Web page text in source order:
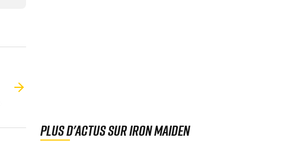
Plus d'actus sur Iron Maiden